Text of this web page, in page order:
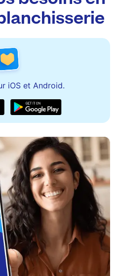
iOS et Android.